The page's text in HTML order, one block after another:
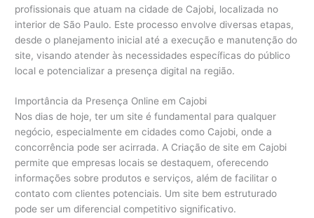
profissionais que atuam na cidade de Cajobi, localizada no
interior de São Paulo. Este processo envolve diversas etapas,
desde o planejamento inicial até a execução e manutenção do
site, visando atender às necessidades específicas do público
local e potencializar a presença digital na região.
Importância da Presença Online em Cajobi
Nos dias de hoje, ter um site é fundamental para qualquer
negócio, especialmente em cidades como Cajobi, onde a
concorrência pode ser acirrada. A Criação de site em Cajobi
permite que empresas locais se destaquem, oferecendo
informações sobre produtos e serviços, além de facilitar o
contato com clientes potenciais. Um site bem estruturado
pode ser um diferencial competitivo significativo.